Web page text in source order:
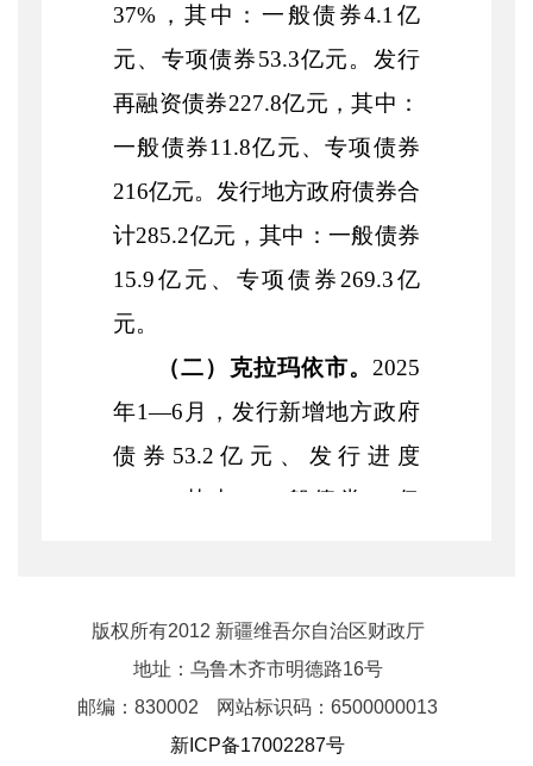
37% ，其中：一般债券4.1 亿
元、专项债券53.3亿元。发行
再融资债券227.8亿元，其中：
一般债券11.8亿元、专项债券
216亿元。发行地方政府债券合
计285.2亿元，其中：一般债券
15.9亿元、专项债券 269.3亿
元。
（二）克拉玛依市。 2025
年1—6 月，发行新增地方政府
债券 53.2 亿元、发行进度
，其中：一般债券
亿
般债券。发行地方政府债券合
计54亿元，其中：一般债券
亿元、专项债券45.6 亿元。
版权所有2012 新疆维吾尔自治区财政厅
地址：乌鲁木齐市明德路16号
邮编：830002
网站标识码：6500000013
新ICP备17002287号